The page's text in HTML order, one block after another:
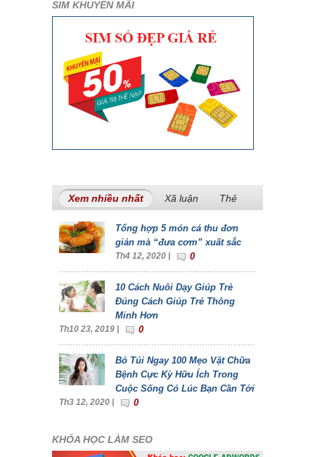
SIM KHUYẾN MÃI
Xem nhiều nhất (tab hoạt động)
Xã luận Thẻ
Tổng hợp 5 món cá thu đơn
giản mà “đưa cơm” xuất sắc
Th4 12, 2020 | 0
10 Cách Nuôi Dạy Giúp Trẻ
Đúng Cách Giúp Trẻ Thông
Minh Hơn
Th10 23, 2019 | 0
Bỏ Túi Ngay 100 Mẹo Vặt Chữa
Bệnh Cực Kỳ Hữu Ích Trong
Cuộc Sống Có Lúc Bạn Cần Tới
Th3 12, 2020 | 0
KHÓA HỌC LÀM SEO